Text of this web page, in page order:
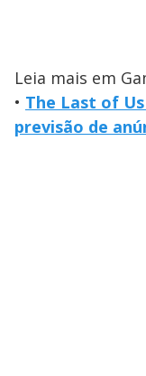
Leia mais em
• The Last of
previsão de